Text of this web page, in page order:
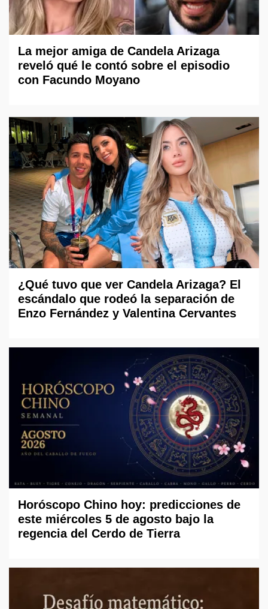
La mejor amiga de Candela Arizaga
reveló qué le contó sobre el episodio
con Facundo Moyano
¿Qué tuvo que ver Candela Arizaga? El
escándalo que rodeó la separación de
Enzo Fernández y Valentina Cervantes
Horóscopo Chino hoy: predicciones de
este miércoles 5 de agosto bajo la
regencia del Cerdo de Tierra